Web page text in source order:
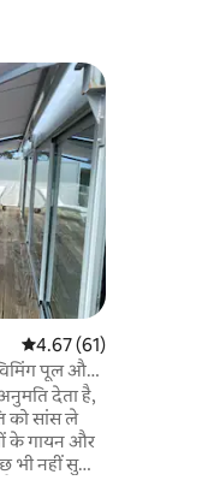
औसत रेटिंग 5 में से 4.67,
4.67 (61)
पूल और
देता है,
को सांस ले
के गायन और
नहीं सुना